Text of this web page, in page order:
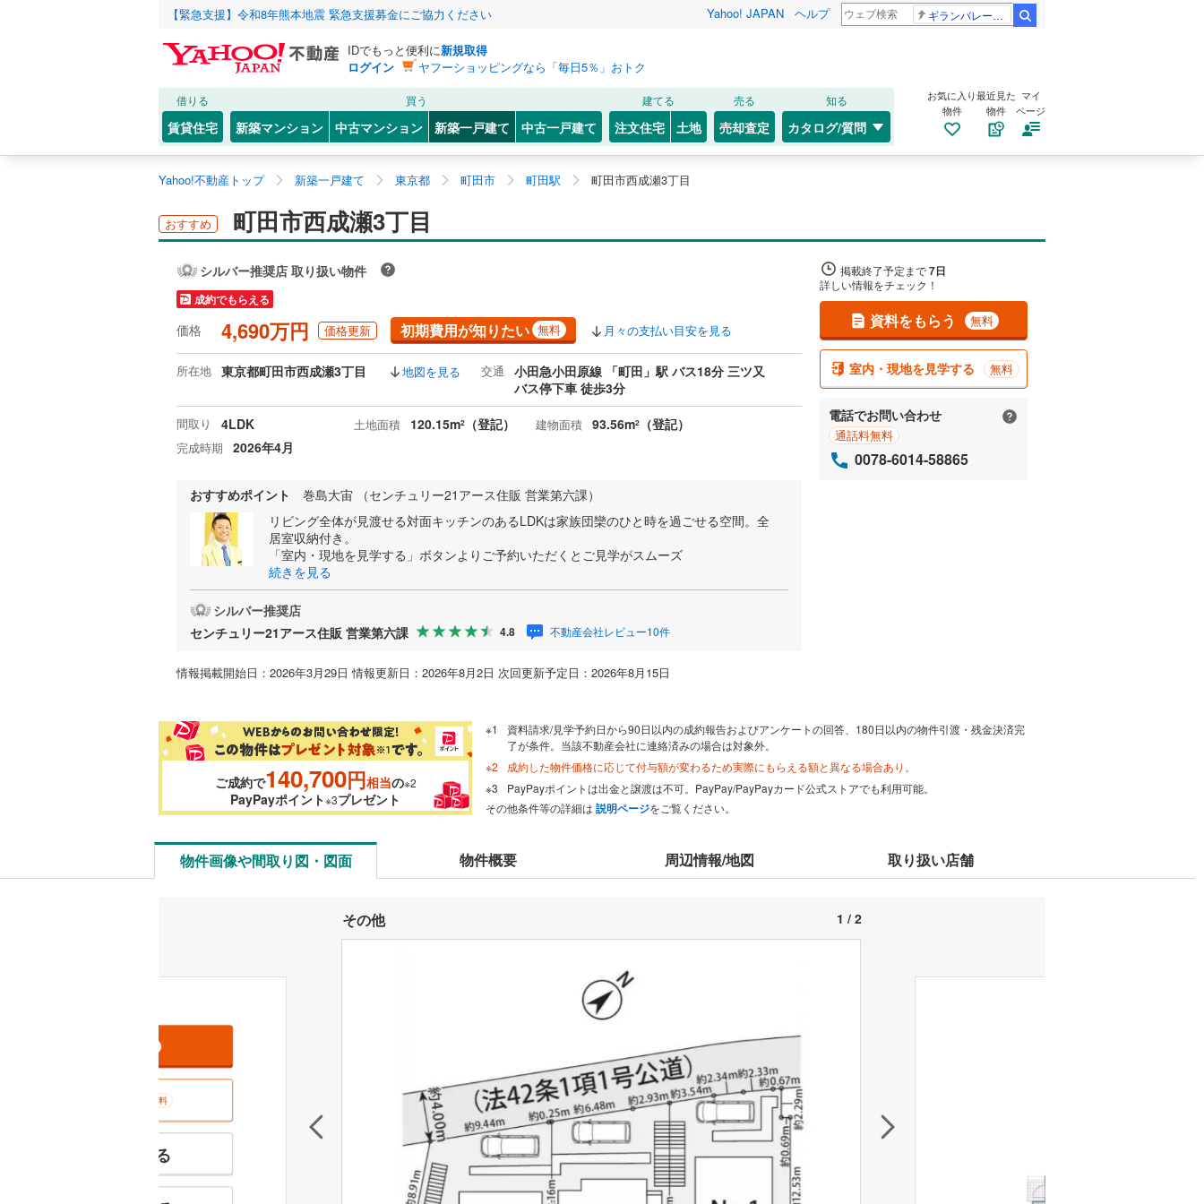
【緊急支援】令和8年熊本地震 緊急支援募金にご協力ください Yahoo! JAPAN ヘルプ ギランバレー症候群
IDでもっと便利に新規取得
ログイン
ヤフーショッピングなら「毎日5％」おトク
借りる
賃貸住宅
買う
新築マンション 中古マンション 新築一戸建て 中古一戸建て
建てる
注文住宅 土地
売る
売却査定
知る
カタログ/質問
お気に入り
物件
最近見た
物件
マイ
ページ
Yahoo!不動産トップ 新築一戸建て 東京都 町田市 町田駅 町田市西成瀬3丁目
おすすめ 町田市西成瀬3丁目
シルバー推奨店 取り扱い物件
成約でもらえる
価格 4,690万円 価格更新 初期費用が知りたい 無料 月々の支払い目安を見る
所在地 東京都町田市西成瀬3丁目 地図を見る 交通
小田急小田原線 「町田」駅 バス18分 三ツ又
バス停下車 徒歩3分
間取り 4LDK 土地面積 120.15m2 （登記） 建物面積 93.56m2 （登記）
完成時期 2026年4月
おすすめポイント
巻島大宙 （センチュリー21アース住販 営業第六課）
リビング全体が見渡せる対面キッチンのあるLDKは家族団欒のひと時を過ごせる空間。全
居室収納付き。
「室内・現地を見学する」ボタンよりご予約いただくとご見学がスムーズ
続きを見る
シルバー推奨店
センチュリー21アース住販 営業第六課
4.8 不動産会社レビュー10件
情報掲載開始日：2026年3月29日 情報更新日：2026年8月2日 次回更新予定日：2026年8月15日
掲載終了予定まで7日
詳しい情報をチェック！
資料をもらう 無料
室内・現地を見学する 無料
電話でお問い合わせ
通話料無料
0078-6014-58865
ご成約で140,700円相当の※2
PayPayポイント※3プレゼント
資料請求/見学予約日から90日以内の成約報告およびアンケートの回答、180日以内の物件引渡・残金決済完
了が条件。当該不動産会社に連絡済みの場合は対象外。
成約した物件価格に応じて付与額が変わるため実際にもらえる額と異なる場合あり。
PayPayポイントは出金と譲渡は不可。PayPay/PayPayカード公式ストアでも利用可能。
その他条件等の詳細は 説明ページをご覧ください。
物件画像や間取り図・図面 物件概要 周辺情報/地図 取り扱い店舗
その他 1 / 2
無料
特徴の似た物件を見る